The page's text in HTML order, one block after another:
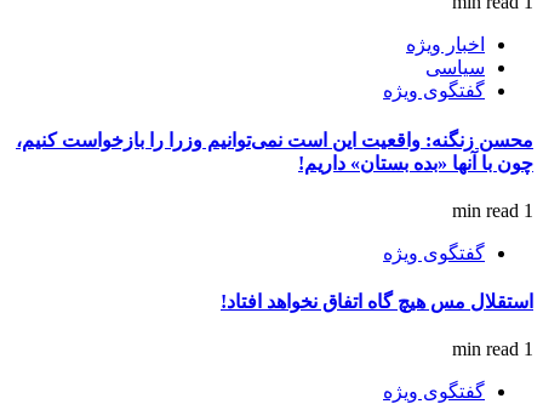
اخبار ویژه
سیاسی
گفتگوی ویژه
محسن زنگنه: واقعیت این است نمی‌توانیم وزرا را بازخواست کنیم،
چون با آنها «بده بستان» داریم!
1 min read
گفتگوی ویژه
استقلال مس هیچ گاه اتفاق نخواهد افتاد!
1 min read
گفتگوی ویژه